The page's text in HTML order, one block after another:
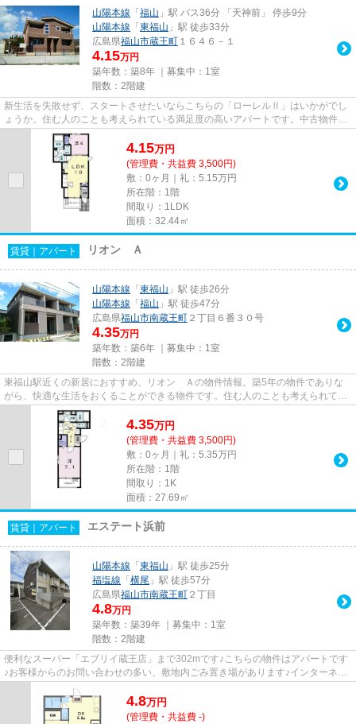
山陽本線 「 福山 」駅 バス36分 「天神前」 停歩9分
山陽本線 「 東福山 」駅 徒歩33分
広島県福山市蔵王町 １６４６－１
4.15万円
築年数：築8年 ｜募集中： 1室
階数：2階建
新生活を失敗せず、スタートさせたいならこちらの「ローレルⅡ」はいかがでし
ょうか。住む人のことも考えられている満足度の高いアパートです。中古物件を
選ぶ上で新築よりも価格が下が...
4.15万円
(管理費・共益費 3,500円)
敷：0ヶ月｜礼：5.15万円
所在階：1階
間取り：1LDK
面積：32.44㎡
賃貸｜アパート リオン Ａ
山陽本線 「 東福山 」駅 徒歩26分
山陽本線 「 福山 」駅 徒歩47分
広島県福山市南蔵王町 ２丁目６番３０号
4.35万円
築年数：築6年 ｜募集中： 1室
階数：2階建
東福山駅近くの新居におすすめ、リオン Ａの物件情報。築5年の物件でありな
がら、快適な生活をおくることができる物件です。住む人のことも考えられてい
る満足度の高いアパートです。...
4.35万円
(管理費・共益費 3,500円)
敷：0ヶ月｜礼：5.35万円
所在階：1階
間取り：1K
面積：27.69㎡
賃貸｜アパート エステート浜前
山陽本線 「 東福山 」駅 徒歩25分
福塩線 「 横尾 」駅 徒歩57分
広島県福山市南蔵王町 ２丁目
4.8万円
築年数：築39年 ｜募集中： 1室
階数：2階建
便利なスーパー「エブリイ蔵王店」まで302mです♪こちらの物件はアパートです
♪お客様からのお問い合わせの多い、敷地内ごみ置き場があります♪インターネッ
ト付きの物件です♪もっと多く...
4.8万円
(管理費・共益費 -)